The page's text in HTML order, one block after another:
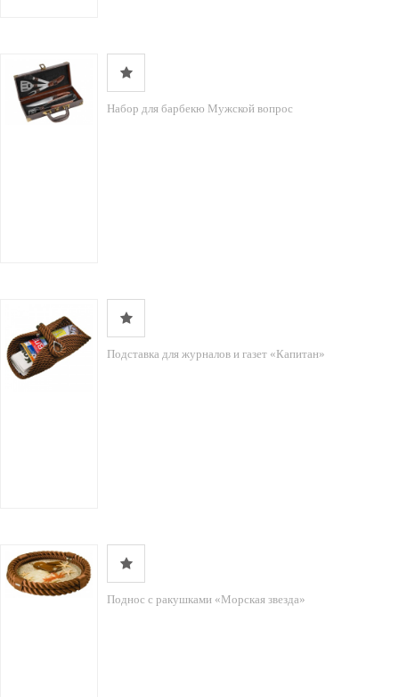
Набор для барбекю Мужской вопрос
Подставка для журналов и газет «Капитан»
Поднос с ракушками «Морская звезда»